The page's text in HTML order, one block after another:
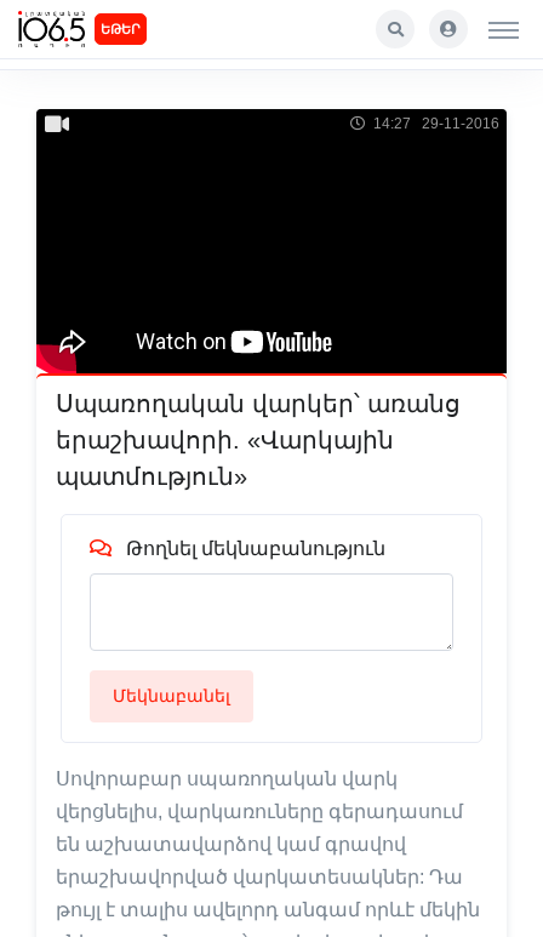
ԵԹԵՐ
14:27 29-11-2016
Սպառողական վարկեր՝ առանց
երաշխավորի. «Վարկային
պատմություն»
Թողնել մեկնաբանություն
Մեկնաբանել
Սովորաբար սպառողական վարկ
վերցնելիս, վարկառուները գերադասում
են աշխատավարձով կամ գրավով
երաշխավորված վարկատեսակներ: Դա
թույլ է տալիս ավելորդ անգամ որևէ մեկին